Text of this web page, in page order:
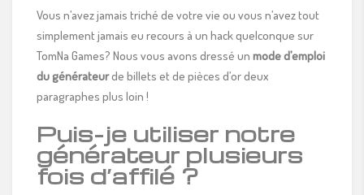
Vous n’avez jamais triché de votre vie ou vous n’avez tout
simplement jamais eu recours à un hack quelconque sur
TomNa Games? Nous vous avons dressé un mode d’emploi
du générateurde billets et de pièces d’or deux
paragraphes plus loin !
Puis-je utiliser notre
générateur plusieurs
fois d’affilé ?